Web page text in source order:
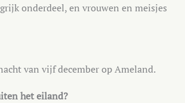
onderdeel, en vrouwen en meisjes
van vijf december op Ameland.
het eiland?